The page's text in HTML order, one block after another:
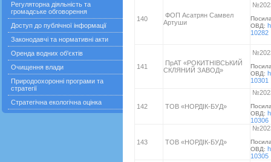
Регуляторна діяльність та
громадське обговорення
Доступ до публічної інформації
Законодавчі та нормативні акти
Оренда водних об'єктів
Очищення влади
Природоохоронні програми та
стратегії
Стратегічна екологічна оцінка
140
ФОП Асатрян Самвел
Артуши
ОВД:
10282
141
ПрАТ «РОКИТНІВСЬКИЙ
СКЛЯНИЙ ЗАВОД»
ОВД:
10301
142 ТОВ «НОРДІК-БУД»
ОВД:
10306
143 ТОВ «НОРДІК-БУД»
ОВД:
10305